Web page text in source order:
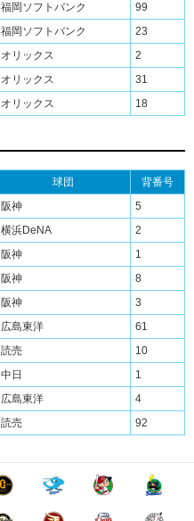
福岡ソフトバンク
99
福岡ソフトバンク
23
オリックス
2
オリックス
31
オリックス 18
球団
背番号
阪神
5
横浜DeNA
2
阪神
1
阪神
8
阪神
3
広島東洋
61
読売
10
中日
1
広島東洋
4
読売 92